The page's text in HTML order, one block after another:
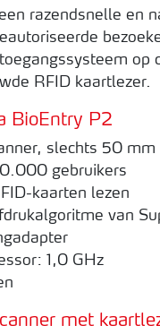
razendsnelle en
op
RFID kaartlezer.
BioEntry P2
slechts 50 mm
gebruikers
kaarten lezen
van
1,0 GHz
met